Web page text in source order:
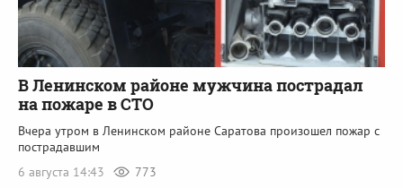
В Ленинском районе мужчина пострадал
на пожаре в СТО
Вчера утром в Ленинском районе Саратова произошел пожар с
пострадавшим
6 августа 14:43
773